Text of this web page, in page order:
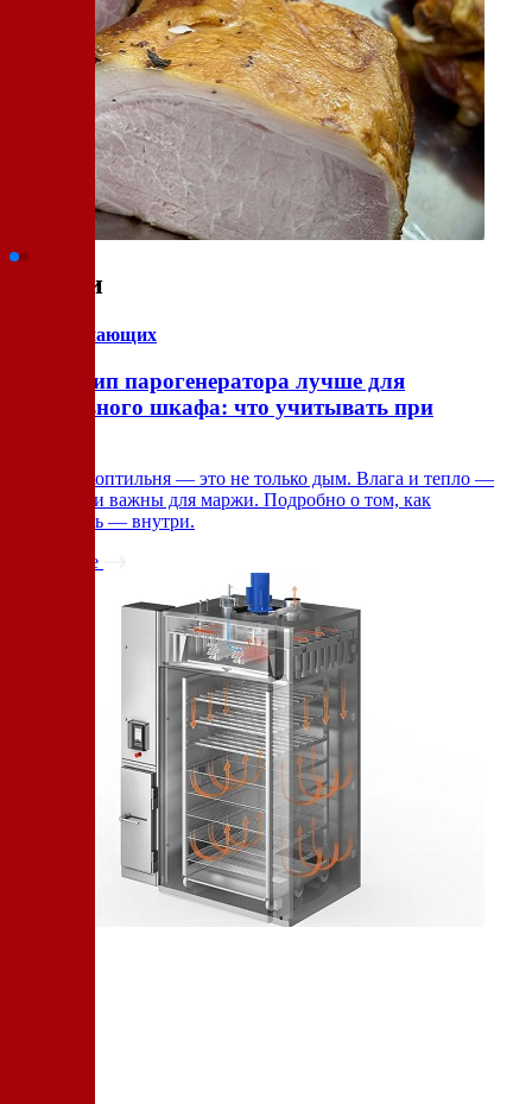
Статьи
для начинающих
Какой тип парогенератора лучше для
коптильного шкафа: что учитывать при
Хорошая коптильня — это не только дым. Влага и тепло —
критически важны для маржи. Подробно о том, как
сэкономить — внутри.
Подробнее